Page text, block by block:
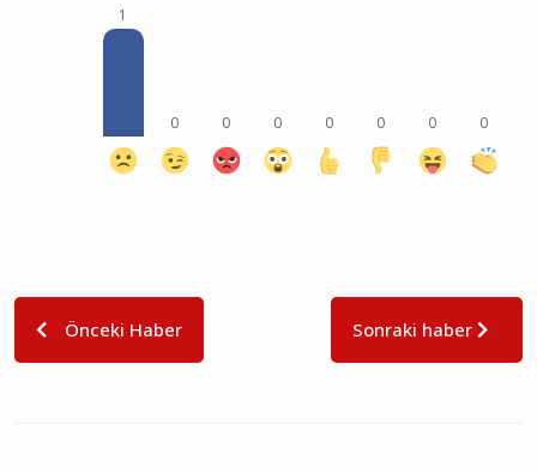
1
0 0 0 0 0 0 0
Önceki Haber Sonraki haber